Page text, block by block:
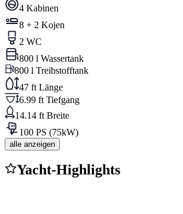
4 Kabinen
8 + 2 Kojen
2 WC
800 l Wassertank
800 l Treibstofftank
47 ft Länge
6.99 ft Tiefgang
14.14 ft Breite
100 PS (75kW)
alle anzeigen
Yacht-Highlights